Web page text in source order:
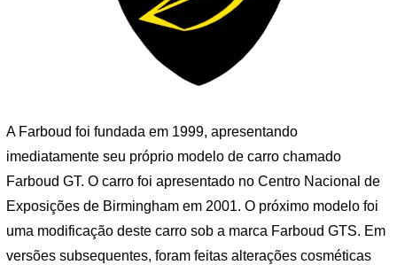
A Farboud foi fundada em 1999, apresentando
imediatamente seu próprio modelo de carro chamado
Farboud GT. O carro foi apresentado no Centro Nacional de
Exposições de Birmingham em 2001. O próximo modelo foi
uma modificação deste carro sob a marca Farboud GTS. Em
versões subsequentes, foram feitas alterações cosméticas